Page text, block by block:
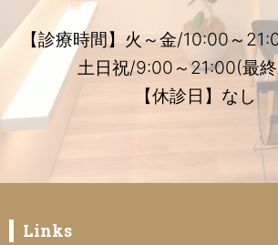
【診療時間】火～金/10:00～
土日祝/9:00～21:00(最
【休診日】なし
Links